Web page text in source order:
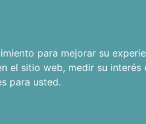
para mejorar su
el sitio web, medir su
para usted.